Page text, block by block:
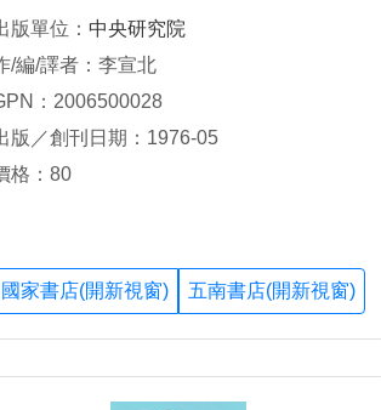
版單位： 中央研究院
/編/譯者：李宣北
：2006500028
版／創刊日期：1976-05
格：80
國家書店(開新視窗) 五南書店(開新視窗)